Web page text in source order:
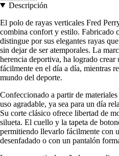
Descripción
El polo de rayas verticales Fred
combina confort y estilo. Fabricado
distingue por sus elegantes rayas
sin dejar de ser atemporales. La
herencia deportiva, ha logrado crear
fácilmente en el día a día, mientras
mundo del deporte.
Confeccionado a partir de
uso agradable, ya sea para un día
Su corte clásico ofrece libertad de
silueta. El cuello y la tapeta de
permitiendo llevarlo fácilmente con
desenfadado o con un pantalón